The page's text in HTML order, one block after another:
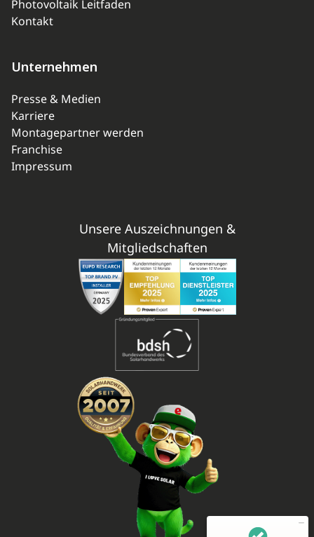
Photovoltaik Leitfaden
Kontakt
Unternehmen
Presse & Medien
Karriere
Montagepartner werden
Franchise
Impressum
Unsere Auszeichnungen &
Mitgliedschaften
Mitarbeiterbewertungen zu
enerix - Arbeiten in der Photovoltaikbranche
(11 Profile)
100%
Empfehlungen auf
SEHR GUT